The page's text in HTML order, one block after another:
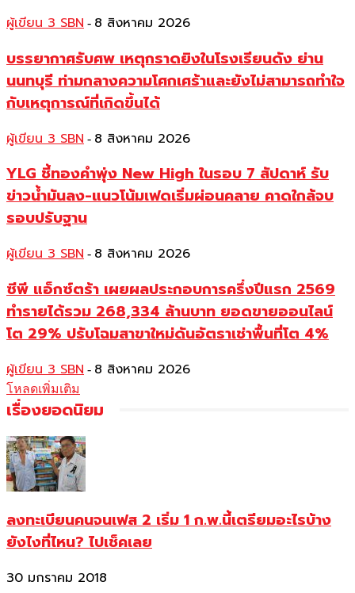
ผู้เขียน 3 SBN - 8 สิงหาคม 2026
บรรยากาศรับศพ เหตุกราดยิงในโรงเรียนดัง ย่าน
นนทบุรี ท่ามกลางความโศกเศร้าและยังไม่สามารถทำใจ
กับเหตุการณ์ที่เกิดขึ้นได้
ผู้เขียน 3 SBN - 8 สิงหาคม 2026
YLG ชี้ทองคำพุ่ง New High ในรอบ 7 สัปดาห์ รับ
ข่าวน้ำมันลง-แนวโน้มเฟดเริ่มผ่อนคลาย คาดใกล้จบ
รอบปรับฐาน
ผู้เขียน 3 SBN - 8 สิงหาคม 2026
ซีพี แอ็กซ์ตร้า เผยผลประกอบการครึ่งปีแรก 2569
ทำรายได้รวม 268,334 ล้านบาท ยอดขายออนไลน์
โต 29% ปรับโฉมสาขาใหม่ดันอัตราเช่าพื้นที่โต 4%
ผู้เขียน 3 SBN - 8 สิงหาคม 2026
โหลดเพิ่มเติม
เรื่องยอดนิยม
ลงทะเบียนคนจนเฟส 2 เริ่ม 1 ก.พ.นี้เตรียมอะไรบ้าง
ยังไงที่ไหน? ไปเช็คเลย
30 มกราคม 2018